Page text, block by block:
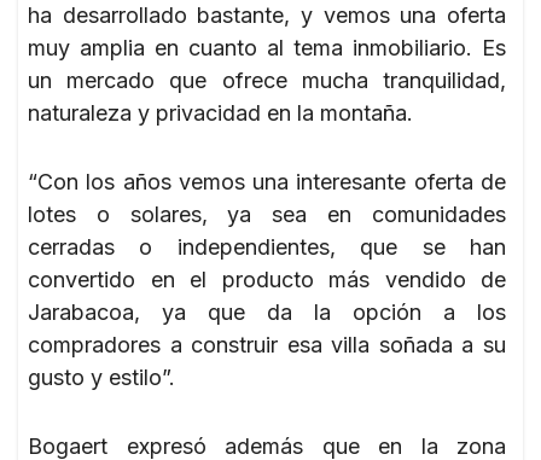
ha desarrollado bastante, y vemos una oferta
muy amplia en cuanto al tema inmobiliario. Es
un mercado que ofrece mucha tranquilidad,
naturaleza y privacidad en la montaña.
“Con los años vemos una interesante oferta de
lotes o solares, ya sea en comunidades
cerradas o independientes, que se han
convertido en el producto más vendido de
Jarabacoa, ya que da la opción a los
compradores a construir esa villa soñada a su
gusto y estilo”.
Bogaert expresó además que en la zona